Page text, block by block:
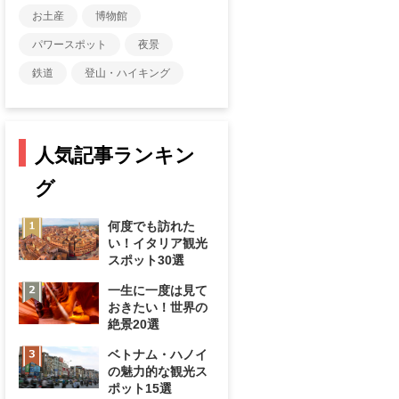
お土産 博物館
パワースポット 夜景
鉄道 登山・ハイキング
人気記事ランキン
グ
何度でも訪れた
い！イタリア観光
スポット30選
一生に一度は見て
おきたい！世界の
絶景20選
ベトナム・ハノイ
の魅力的な観光ス
ポット15選